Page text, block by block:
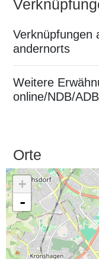
Verknüpfungen
andernorts
Weitere
online/NDB/ADB
Orte
+
-